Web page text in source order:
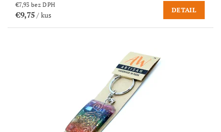
€7,93 bez DPH
€9,75/ kus
DETAIL